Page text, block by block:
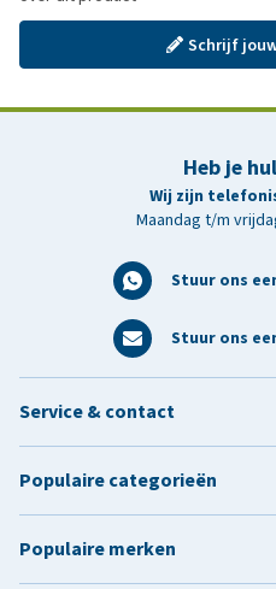
Schrijf
Heb je
Wij zijn
Maandag t/m
Stuur ons
Stuur ons
Service & contact
Populaire categorieën
Populaire merken